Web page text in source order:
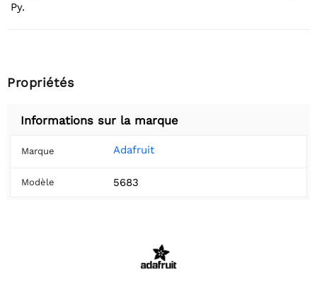
Py.
Propriétés
Informations sur la marque
Marque Adafruit
Modèle 5683